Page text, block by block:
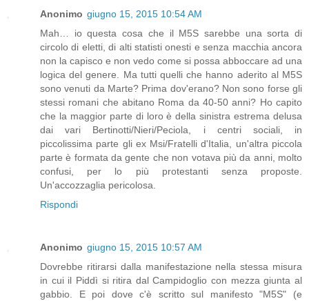
Anonimo giugno 15, 2015 10:54 AM
Mah… io questa cosa che il M5S sarebbe una sorta di
circolo di eletti, di alti statisti onesti e senza macchia ancora
non la capisco e non vedo come si possa abboccare ad una
logica del genere. Ma tutti quelli che hanno aderito al M5S
sono venuti da Marte? Prima dov'erano? Non sono forse gli
stessi romani che abitano Roma da 40-50 anni? Ho capito
che la maggior parte di loro è della sinistra estrema delusa
dai vari Bertinotti/Nieri/Peciola, i centri sociali, in
piccolissima parte gli ex Msi/Fratelli d'Italia, un'altra piccola
parte è formata da gente che non votava più da anni, molto
confusi, per lo più protestanti senza proposte.
Un'accozzaglia pericolosa.
Rispondi
Anonimo giugno 15, 2015 10:57 AM
Dovrebbe ritirarsi dalla manifestazione nella stessa misura
in cui il Piddì si ritira dal Campidoglio con mezza giunta al
gabbio. E poi dove c'è scritto sul manifesto "M5S" (e